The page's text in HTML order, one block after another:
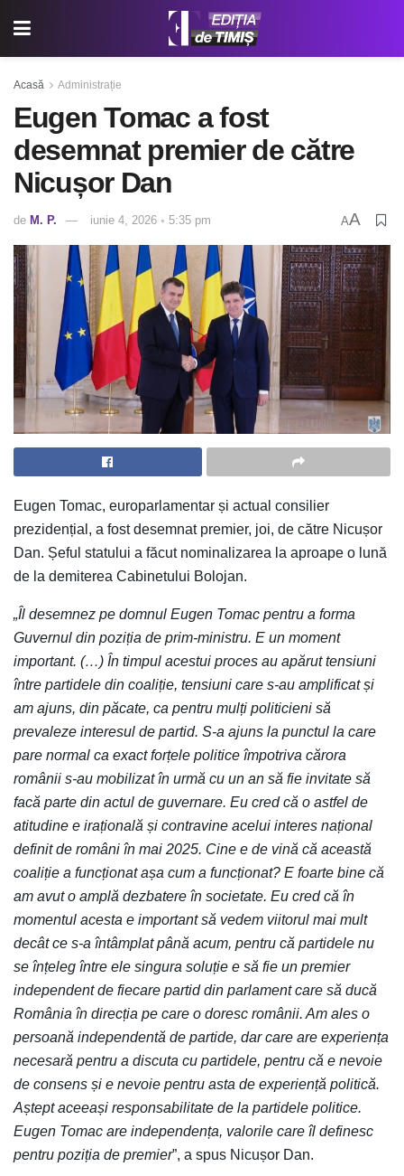
Acasă Administrație
Eugen Tomac a fost
desemnat premier de către
Nicușor Dan
de M. P. iunie 4, 2026 ◦ 5:35 pm AA
Eugen Tomac, europarlamentar și actual consilier
prezidențial, a fost desemnat premier, joi, de către Nicușor
Dan. Șeful statului a făcut nominalizarea la aproape o lună
de la demiterea Cabinetului Bolojan.
„Îl desemnez pe domnul Eugen Tomac pentru a forma
Guvernul din poziția de prim-ministru. E un moment
important. (…) În timpul acestui proces au apărut tensiuni
între partidele din coaliție, tensiuni care s-au amplificat și
am ajuns, din păcate, ca pentru mulți politicieni să
prevaleze interesul de partid. S-a ajuns la punctul la care
pare normal ca exact forțele politice împotriva cărora
românii s-au mobilizat în urmă cu un an să fie invitate să
facă parte din actul de guvernare. Eu cred că o astfel de
atitudine e irațională și contravine acelui interes național
definit de români în mai 2025. Cine e de vină că această
coaliție a funcționat așa cum a funcționat? E foarte bine că
am avut o amplă dezbatere în societate. Eu cred că în
momentul acesta e important să vedem viitorul mai mult
decât ce s-a întâmplat până acum, pentru că partidele nu
se înțeleg între ele singura soluție e să fie un premier
independent de fiecare partid din parlament care să ducă
România în direcția pe care o doresc românii. Am ales o
persoană independentă de partide, dar care are experiența
necesară pentru a discuta cu partidele, pentru că e nevoie
de consens și e nevoie pentru asta de experiență politică.
Aștept aceeași responsabilitate de la partidele politice.
Eugen Tomac are independența, valorile care îl definesc
pentru poziția de premier”, a spus Nicușor Dan.